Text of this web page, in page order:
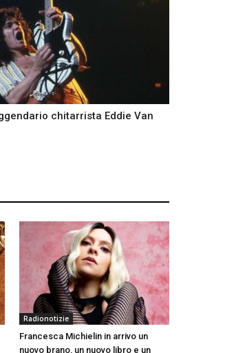
chitarrista Eddie Van
Radionotizie
Francesca Michielin in arrivo un
nuovo brano, un nuovo libro e un